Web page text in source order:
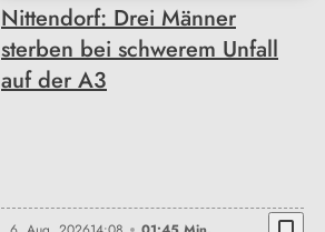
Nittendorf: Drei Männer
sterben bei schwerem Unfall
auf der A3